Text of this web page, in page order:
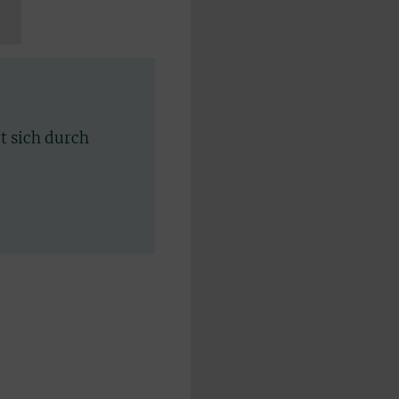
sich durch